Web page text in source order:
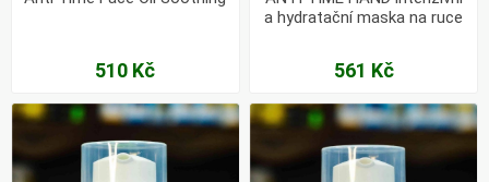
510 Kč
a hydratační maska na ruce
561 Kč